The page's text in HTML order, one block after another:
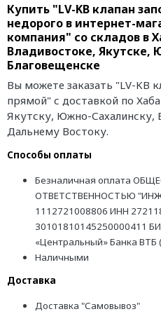
Купить "LV-KB клапан
недорого в интернет-
компания" со складов в
Владивостоке, Якутске,
Благовещенске
Вы можете заказать "LV-KB
прямой" с доставкой по
Якутску, Южно-Сахалинску,
Дальнему Востоку.
Способы оплаты
Безналичная оплата
ОТВЕТСТВЕННОСТЬЮ
1112721008806 ИНН
30101810145250000411
«Центральный» Банка ВТБ
Наличными
Доставка
Доставка "Самовывоз"